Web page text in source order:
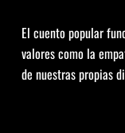
El cuento popular
valores como la
de nuestras propias